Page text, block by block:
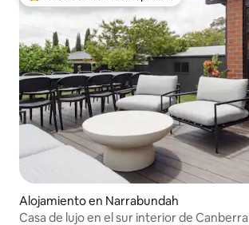
Alojamiento en Narrabundah
Casa de lujo en el sur interior de Canberra